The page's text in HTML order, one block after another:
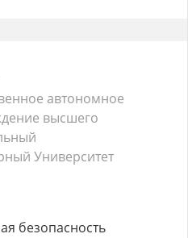
автономное
высшего
Университет
безопасность